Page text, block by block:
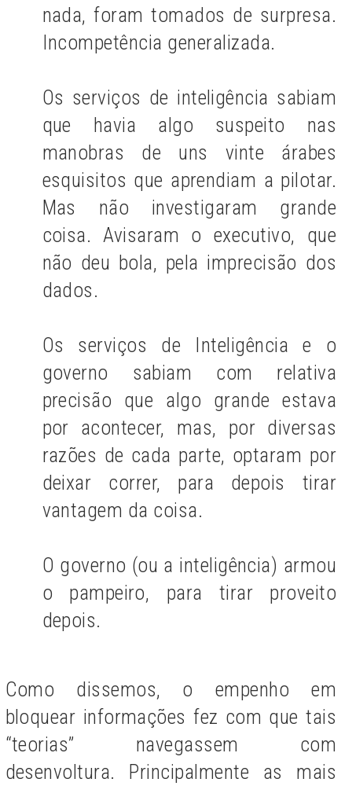
nada, foram tomados de surpresa.
Incompetência generalizada.
Os serviços de inteligência sabiam
que havia algo suspeito nas
manobras de uns vinte árabes
esquisitos que aprendiam a pilotar.
Mas não investigaram grande
coisa. Avisaram o executivo, que
não deu bola, pela imprecisão dos
dados.
Os serviços de Inteligência e o
governo sabiam com relativa
precisão que algo grande estava
por acontecer, mas, por diversas
razões de cada parte, optaram por
deixar correr, para depois tirar
vantagem da coisa.
O governo (ou a inteligência) armou
o pampeiro, para tirar proveito
depois.
Como dissemos, o empenho em
bloquear informações fez com que tais
“teorias” navegassem com
desenvoltura. Principalmente as mais